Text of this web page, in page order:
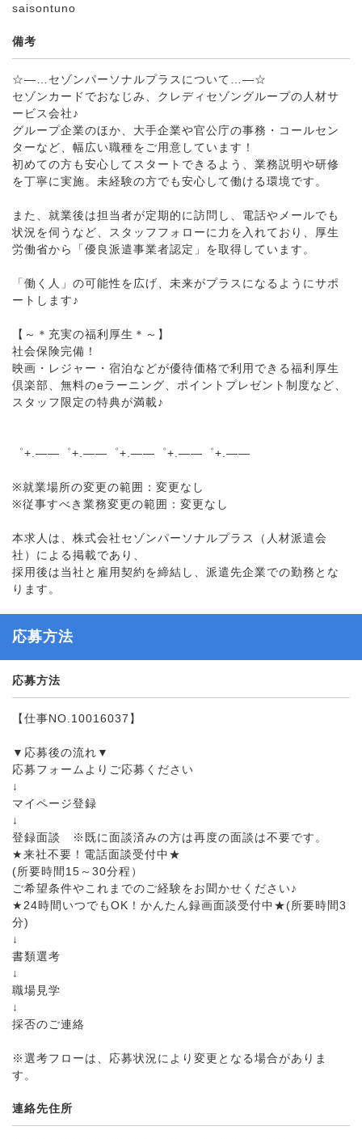
saisontuno
備考
☆―…セゾンパーソナルプラスについて…―☆
セゾンカードでおなじみ、クレディセゾングループの人材サ
ービス会社♪
グループ企業のほか、大手企業や官公庁の事務・コールセン
ターなど、幅広い職種をご用意しています！
初めての方も安心してスタートできるよう、業務説明や研修
を丁寧に実施。未経験の方でも安心して働ける環境です。
また、就業後は担当者が定期的に訪問し、電話やメールでも
状況を伺うなど、スタッフフォローに力を入れており、厚生
労働省から「優良派遣事業者認定」を取得しています。
「働く人」の可能性を広げ、未来がプラスになるようにサポ
ートします♪
【～＊充実の福利厚生＊～】
社会保険完備！
映画・レジャー・宿泊などが優待価格で利用できる福利厚生
倶楽部、無料のeラーニング、ポイントプレゼント制度など、
スタッフ限定の特典が満載♪
゜+.――゜+.――゜+.――゜+.――゜+.――
※就業場所の変更の範囲：変更なし
※従事すべき業務変更の範囲：変更なし
本求人は、株式会社セゾンパーソナルプラス（人材派遣会
社）による掲載であり、
採用後は当社と雇用契約を締結し、派遣先企業での勤務とな
ります。
応募方法
応募方法
【仕事NO.10016037】
▼応募後の流れ▼
応募フォームよりご応募ください
↓
マイページ登録
↓
登録面談 ※既に面談済みの方は再度の面談は不要です。
★来社不要！電話面談受付中★
(所要時間15～30分程）
ご希望条件やこれまでのご経験をお聞かせください♪
★24時間いつでもOK！かんたん録画面談受付中★(所要時間3
分)
↓
書類選考
↓
職場見学
↓
採否のご連絡
※選考フローは、応募状況により変更となる場合がありま
す。
連絡先住所